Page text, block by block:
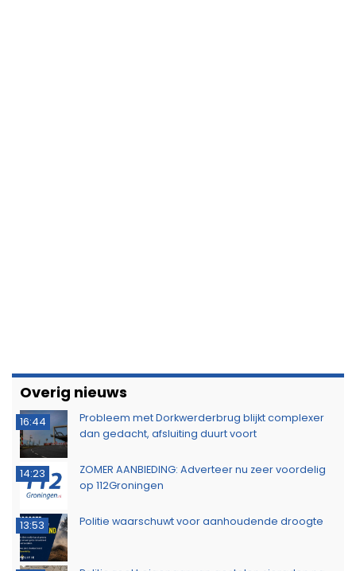
Overig nieuws
16:44
Probleem met Dorkwerderbrug blijkt complexer
dan gedacht, afsluiting duurt voort
14:23
ZOMER AANBIEDING: Adverteer nu zeer voordelig
op 112Groningen
13:53 Politie waarschuwt voor aanhoudende droogte